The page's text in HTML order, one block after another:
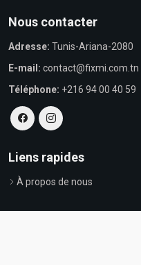
Nous contacter
Adresse: Tunis-Ariana-2080
E-mail: contact@fixmi.com.tn
Téléphone: +216 94 00 40 59
Liens rapides
À propos de nous